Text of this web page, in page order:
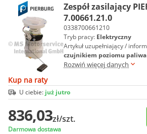
Zespół zasilający
7.00661.21.0
0338700661210
Tryb pracy: Elektryczny
Artykuł uzupełniający /
czujnikiem poziomu paliwa
Rozwiń więcej danych
Kup na raty
U ciebie: już jutro
836,03zł/szt.
Darmowa dostawa